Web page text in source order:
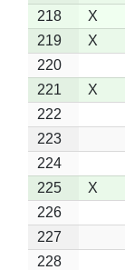
218
X
219
X
220
221
X
222
223
224
225
X
226
227
228